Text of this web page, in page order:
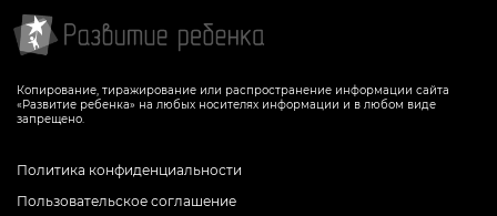
Копирование, тиражирование или распространение информации сайта
«Развитие ребенка» на любых носителях информации и в любом виде
запрещено.
Политика конфиденциальности
Пользовательское соглашение